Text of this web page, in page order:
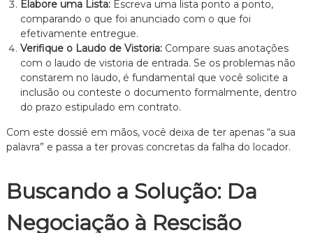
Elabore uma Lista:Escreva uma lista ponto a ponto,
comparando o que foi anunciado com o que foi
efetivamente entregue.
Verifique o Laudo de Vistoria:Compare suas anotações
com o laudo de vistoria de entrada. Se os problemas não
constarem no laudo, é fundamental que você solicite a
inclusão ou conteste o documento formalmente, dentro
do prazo estipulado em contrato.
Com este dossiê em mãos, você deixa de ter apenas “a sua
palavra” e passa a ter provas concretas da falha do locador.
Buscando a Solução: Da
Negociação à Rescisão